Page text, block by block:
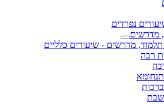
נפרדים
מדרשים
מדרשים - שיעורים כלליים
רבה